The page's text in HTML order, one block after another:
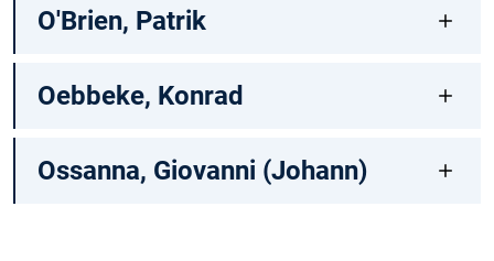
O'Brien, Patrik
Oebbeke, Konrad
Ossanna, Giovanni (Johann)